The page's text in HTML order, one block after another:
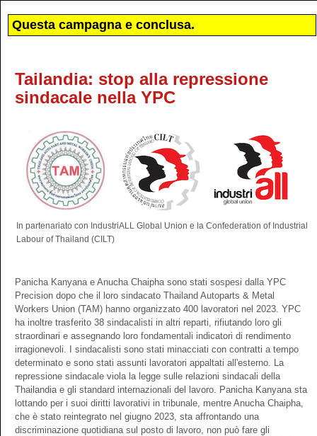
Questa campagna e conclusa.
Tailandia: stop alla repressione
sindacale nella YPC
In partenariato con IndustriALL Global Union e la Confederation of Industrial
Labour of Thailand (CILT)
Panicha Kanyana e Anucha Chaipha sono stati sospesi dalla YPC
Precision dopo che il loro sindacato Thailand Autoparts & Metal
Workers Union (TAM) hanno organizzato 400 lavoratori nel 2023. YPC
ha inoltre trasferito 38 sindacalisti in altri reparti, rifiutando loro gli
straordinari e assegnando loro fondamentali indicatori di rendimento
irragionevoli. I sindacalisti sono stati minacciati con contratti a tempo
determinato e sono stati assunti lavoratori appaltati all'esterno. La
repressione sindacale viola la legge sulle relazioni sindacali della
Thailandia e gli standard internazionali del lavoro. Panicha Kanyana sta
lottando per i suoi diritti lavorativi in tribunale, mentre Anucha Chaipha,
che è stato reintegrato nel giugno 2023, sta affrontando una
discriminazione quotidiana sul posto di lavoro, non può fare gli